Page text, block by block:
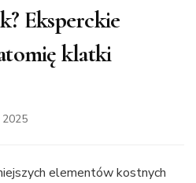
Eksperckie
klatki
2025
elementów kostnych